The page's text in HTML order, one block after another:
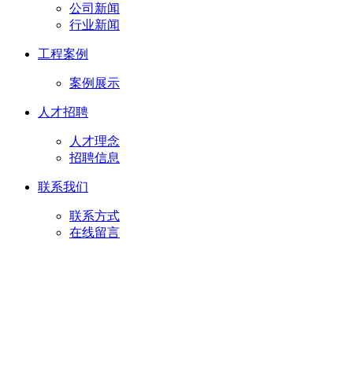
公司新闻
行业新闻
工程案例
案例展示
人才招聘
人才理念
招聘信息
联系我们
联系方式
在线留言